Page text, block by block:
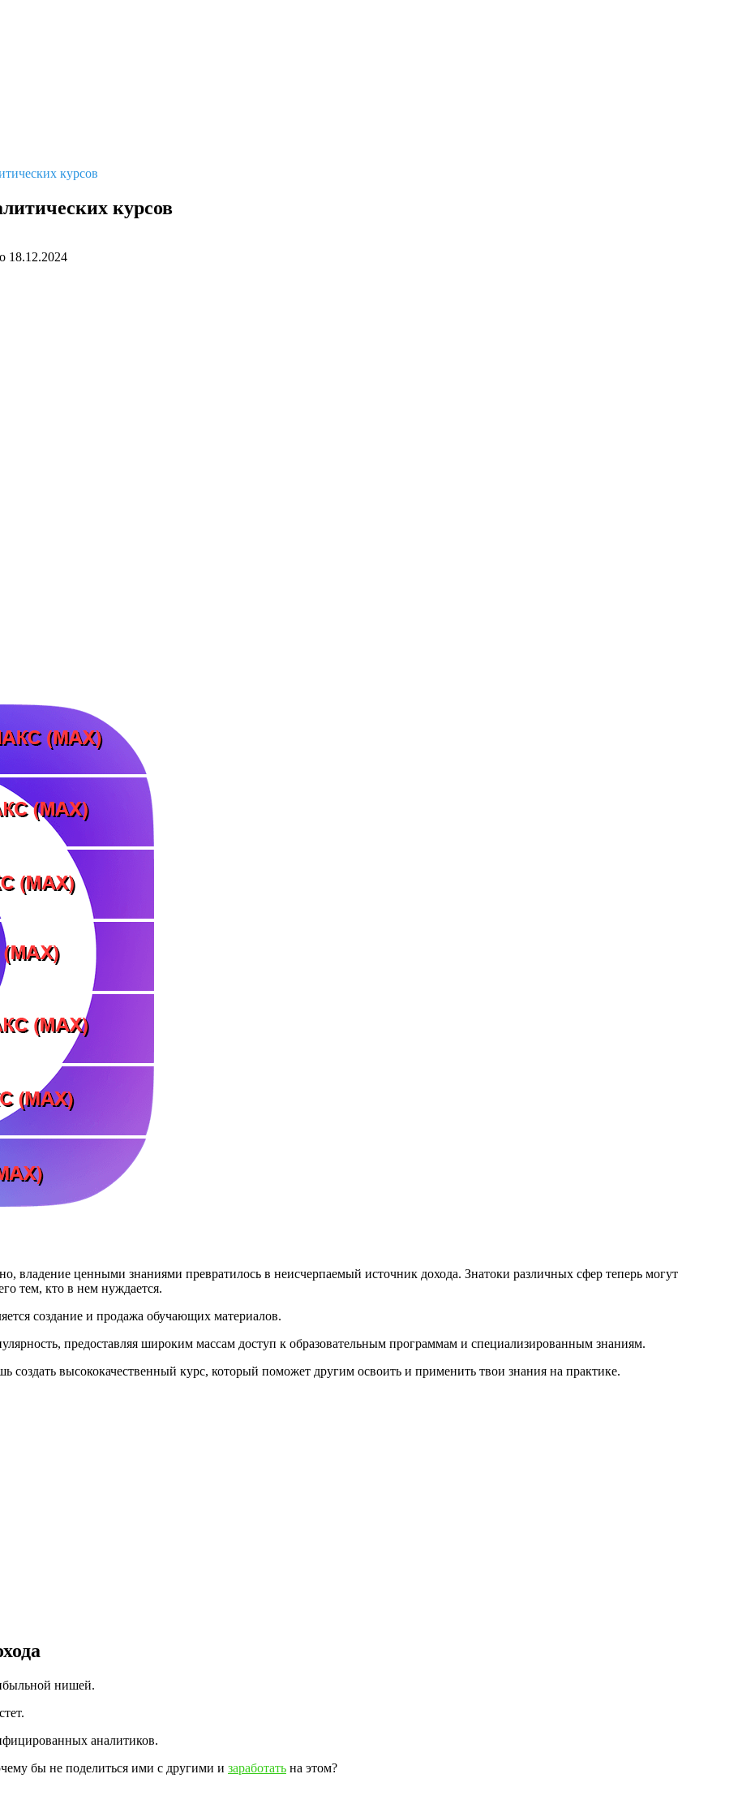
курсов
курсов
18.12.2024
владение ценными знаниями превратилось в неисчерпаемый источник дохода. Знатоки различных сфер теперь могут
тем, кто в нем нуждается.
создание и продажа обучающих материалов.
предоставляя широким массам доступ к образовательным программам и специализированным знаниям.
высококачественный курс, который поможет другим освоить и применить твои знания на практике.
нишей.
аналитиков.
бы не поделиться ими с другими и заработать на этом?